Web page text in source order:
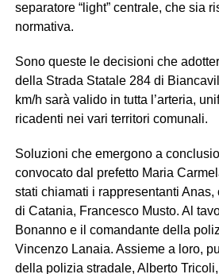
separatore “light” centrale, che sia
normativa.
Sono queste le decisioni che
della Strada Statale 284 di
km/h sarà valido in tutta l’arteria,
ricadenti nei vari territori comunali.
Soluzioni che emergono a
convocato dal prefetto Maria
stati chiamati i rappresentanti
di Catania, Francesco Musto. Al
Bonanno e il comandante della
Vincenzo Lanaia. Assieme a loro,
della polizia stradale, Alberto